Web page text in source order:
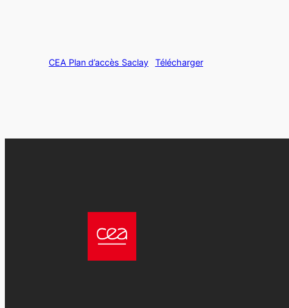
CEA Plan d’accès Saclay Télécharger